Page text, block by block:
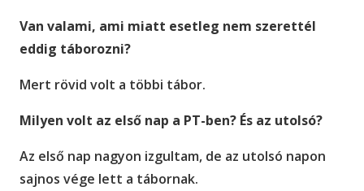
Van valami, ami miatt esetleg nem szerettél
eddig táborozni?
Mert rövid volt a többi tábor.
Milyen volt az első nap a PT-ben? És az utolsó?
Az első nap nagyon izgultam, de az utolsó napon
sajnos vége lett a tábornak.